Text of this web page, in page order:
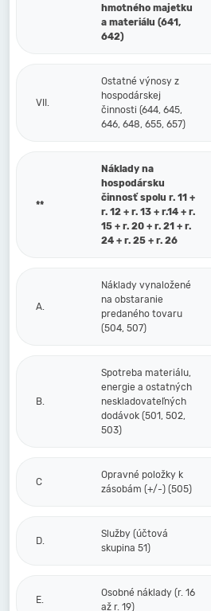
hmotného majetku
a materiálu (641,
642)
VII.
Ostatné výnosy z
hospodárskej
činnosti (644, 645,
646, 648, 655, 657)
**
Náklady na
hospodársku
činnosť spolu r. 11 +
r. 12 + r. 13 + r.14 + r.
15 + r. 20 + r. 21 + r.
24 + r. 25 + r. 26
A.
Náklady vynaložené
na obstaranie
predaného tovaru
(504, 507)
B.
Spotreba materiálu,
energie a ostatných
neskladovateľných
dodávok (501, 502,
503)
C
Opravné položky k
zásobám (+/-) (505)
D.
Služby (účtová
skupina 51)
E.
Osobné náklady (r. 16
až r. 19)